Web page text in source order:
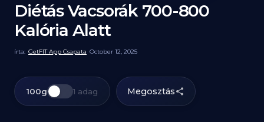
Diétás Vacsorák 700-800
Kalória Alatt
írta: GetFIT App Csapata October 12, 2025
100g 1 adag Megosztás